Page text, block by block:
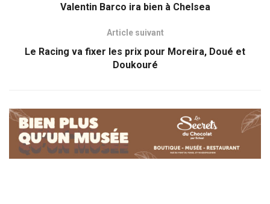
Valentin Barco ira bien à Chelsea
Article suivant
Le Racing va fixer les prix pour Moreira, Doué et
Doukouré